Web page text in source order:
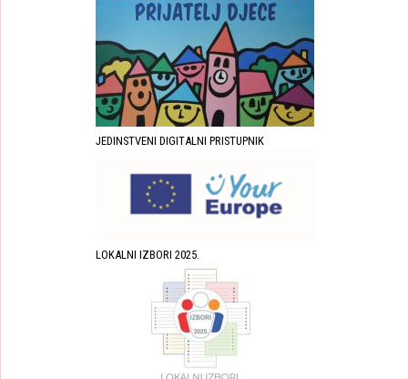
JEDINSTVENI DIGITALNI PRISTUPNIK
LOKALNI IZBORI 2025.